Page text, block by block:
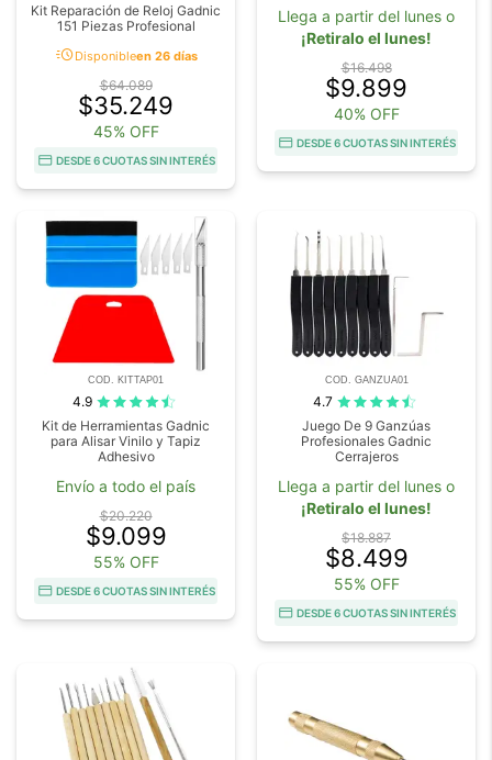
Kit Reparación de Reloj Gadnic
151 Piezas Profesional
acuteDisponibleen 26 días
$64.089
$35.249
45% OFF
DESDE 6 CUOTAS SIN INTERÉS
Llega a partir del lunes o
¡Retiralo el lunes!
$16.498
$9.899
40% OFF
DESDE 6 CUOTAS SIN INTERÉS
COD. KITTAP01
4.9
Kit de Herramientas Gadnic
para Alisar Vinilo y Tapiz
Adhesivo
Envío a todo el país
$20.220
$9.099
55% OFF
DESDE 6 CUOTAS SIN INTERÉS
COD. GANZUA01
4.7
Juego De 9 Ganzúas
Profesionales Gadnic
Cerrajeros
Llega a partir del lunes o
¡Retiralo el lunes!
$18.887
$8.499
55% OFF
DESDE 6 CUOTAS SIN INTERÉS